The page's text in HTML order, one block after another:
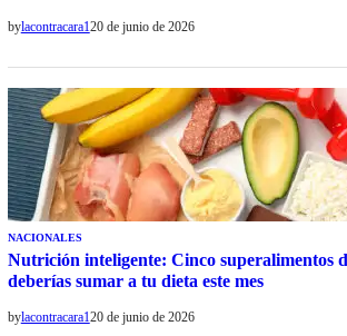
bylacontracara120 de junio de 2026
NACIONALES
Nutrición inteligente: Cinco superalimentos
deberías sumar a tu dieta este mes
bylacontracara120 de junio de 2026